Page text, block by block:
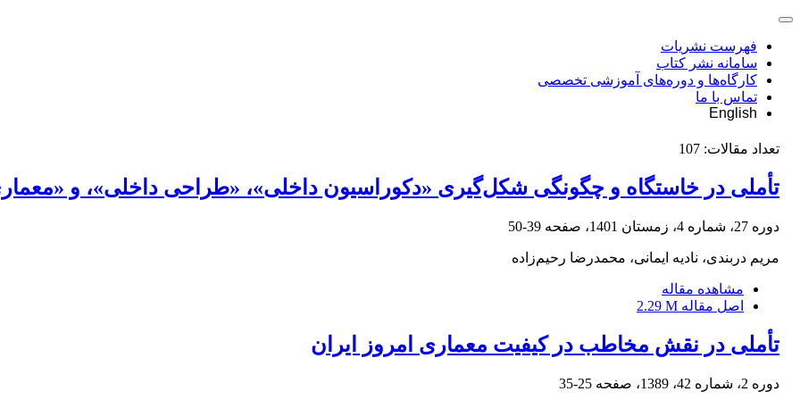
فهرست نشریات
سامانه نشر کتاب
کارگاه‌ها و دوره‌های آموزشی تخصصی
تماس با ما
English
تعداد مقالات: 107
تأملی در خاستگاه و چگونگی شکل‌گیری «دکوراسیون داخلی»، «طراحی داخلی»، و
دوره 27، شماره 4، زمستان 1401، صفحه 39-50
مریم دربندی، نادیه ایمانی، محمدرضا رحیم‌زاده
مشاهده مقاله
اصل مقاله 2.29 M
تأملی در نقش مخاطب در کیفیت معماری امروز ایران
دوره 2، شماره 42، 1389، صفحه 25-35